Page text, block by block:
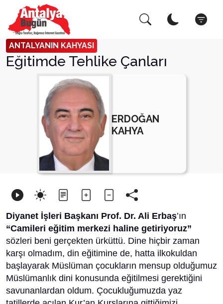
ANTALYANIN KAHYASI
Eğitimde Tehlike Çanları
ERDOĞAN
KAHYA
Diyanet İşleri Başkanı Prof. Dr. Ali Erbaş’ın
“Camileri eğitim merkezi haline getiriyoruz”
sözleri beni gerçekten ürküttü. Dine hiçbir zaman
karşı olmadım, din eğitimine de, hatta ilkokuldan
başlayarak Müslüman çocukların mensup olduğumuz
Müslümanlık dini konusunda eğitilmesi gerektiğini
savunanlardan oldum. Çocukluğumuzda yaz
Arama Yap! Kapat